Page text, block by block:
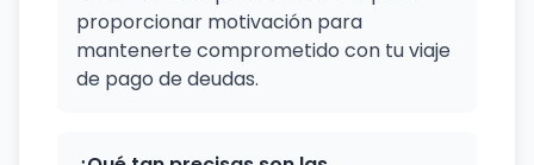
proporcionar motivación para
mantenerte comprometido con tu viaje
de pago de deudas.